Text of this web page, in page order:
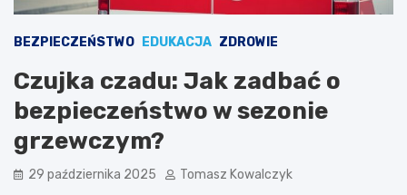
BEZPIECZEŃSTWO EDUKACJA ZDROWIE
Czujka czadu: Jak zadbać o
bezpieczeństwo w sezonie
grzewczym?
29 października 2025 Tomasz Kowalczyk